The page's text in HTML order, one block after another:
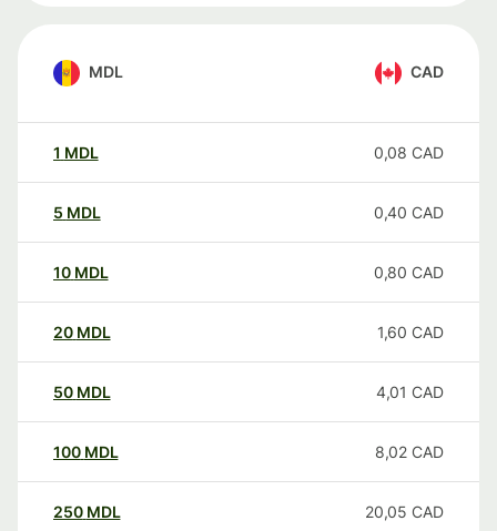
MDL CAD
1 MDL 0,08 CAD
5 MDL 0,40 CAD
10 MDL 0,80 CAD
20 MDL 1,60 CAD
50 MDL 4,01 CAD
100 MDL 8,02 CAD
250 MDL 20,05 CAD